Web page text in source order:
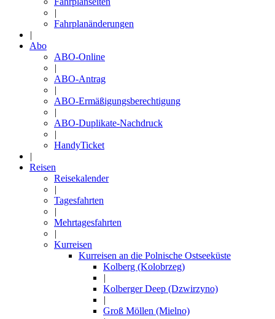
|
Fahrplanänderungen
|
Abo
ABO-Online
|
ABO-Antrag
|
ABO-Ermäßigungsberechtigung
|
ABO-Duplikate-Nachdruck
|
HandyTicket
|
Reisen
Reisekalender
|
Tagesfahrten
|
Mehrtagesfahrten
|
Kurreisen
Kurreisen an die Polnische Ostseeküste
Kolberg (Kolobrzeg)
|
Kolberger Deep (Dzwirzyno)
|
Groß Möllen (Mielno)